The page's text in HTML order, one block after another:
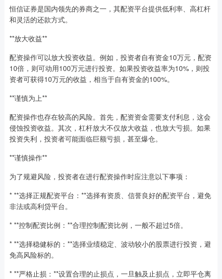
恒信证券是国内领先的券商之一，其配资平台提供低利率、高杠杆
和灵活的还款方式。
**放大收益**
配资操作可以放大投资收益。例如，投资者自有资金10万元，配资
10倍，则可动用100万元进行投资。如果投资收益率为10%，则投
资者可获得10万元的收益，相当于自有资金的100%。
**谨慎为上**
配资操作也存在较高的风险。首先，配资资金需要支付利息，这会
侵蚀投资收益。其次，杠杆放大不仅放大收益，也放大亏损。如果
投资失利，投资者可能面临巨额亏损，甚至爆仓。
**谨慎操作**
为了规避风险，投资者在进行配资操作时应注意以下事项：
* **选择正规配资平台：**选择有资质、信誉良好的配资平台，避免
非法或高利贷平台。
* **控制配资比例：**合理控制配资比例，一般不超过5倍。
* **选择稳健标的：**选择业绩稳定、波动较小的股票进行投资，避
免高风险标的。
* **严格止损：**设置合理的止损点，一旦触及止损点，立即平仓离